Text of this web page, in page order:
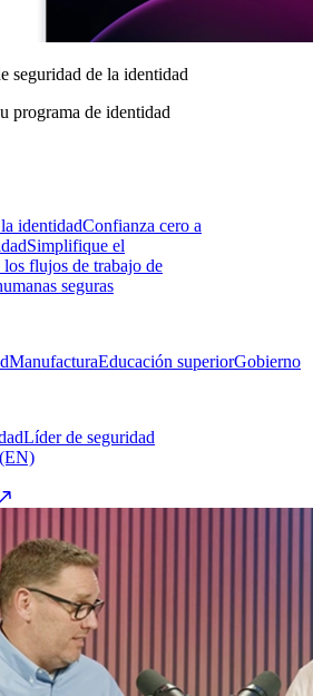
seguridad de la identidad
programa de identidad
identidadConfianza cero a
Simplifique el
flujos de trabajo de
seguras
ManufacturaEducación superiorGobierno
Líder de seguridad